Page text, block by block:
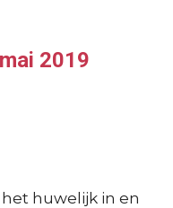
2019
huwelijk in en